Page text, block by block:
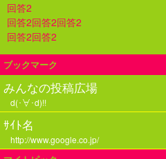
回答2
回答2回答2回答2
回答2回答2
ブックマーク
みんなの投稿広場
d(･∀･d)!!
ｻｲﾄ名
http://www.google.co.jp/